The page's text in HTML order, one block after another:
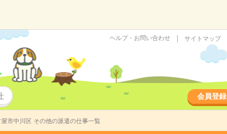
ヘルプ・お問い合わせ サイトマップ
会員登録
屋市中川区 その他の派遣の仕事一覧